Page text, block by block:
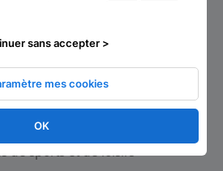
journaux
légers
général et/ou
de sports et de loisirs
OK
mes cookies
sans accepter >